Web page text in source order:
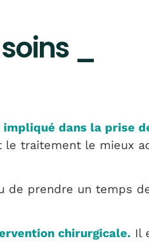
_
impliqué dans la prise
le traitement le mieux
de prendre un temps
chirurgicale. Il